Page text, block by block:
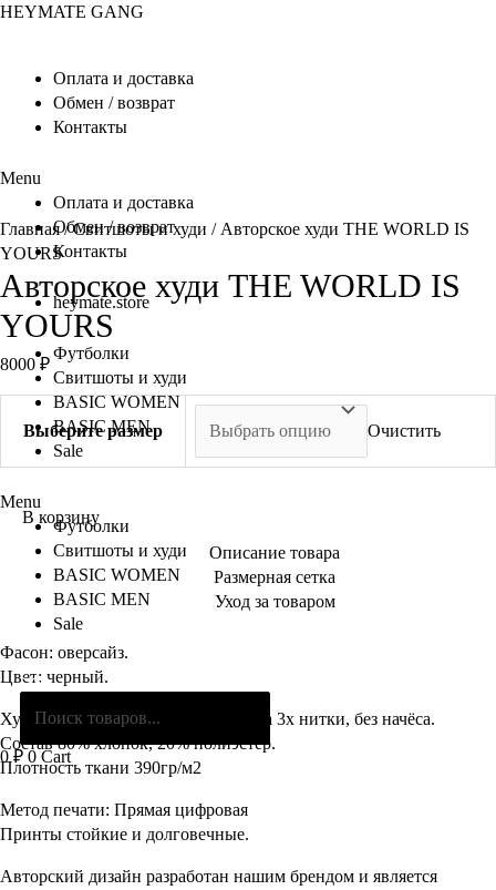
Перейти
HEYMATE GANG
Оплата и доставка
Обмен / возврат
Контакты
Menu
Оплата и доставка
Обмен / возврат
Контакты
heymate.store
Футболки
Свитшоты и худи
BASIC WOMEN
BASIC MEN
Sale
Menu
Футболки
Свитшоты и худи
BASIC WOMEN
BASIC MEN
Sale
Поиск
товаров
0 ₽ 0 Cart
Главная/Свитшоты и худи / Авторское худи THE WORLD IS
YOURS
Авторское худи THE WORLD IS
YOURS
8000 ₽
Выберите размер Очистить
В корзину
Описание товара
Размерная сетка
Уход за товаром
Фасон: оверсайз.
Цвет: черный.
Худи выполнен из плотного футера 3х нитки, без начёса.
Состав 80% хлопок, 20% полиэстер.
Плотность ткани 390гр/м2
Метод печати: Прямая цифровая
Принты стойкие и долговечные.
Авторский дизайн разработан нашим брендом и является